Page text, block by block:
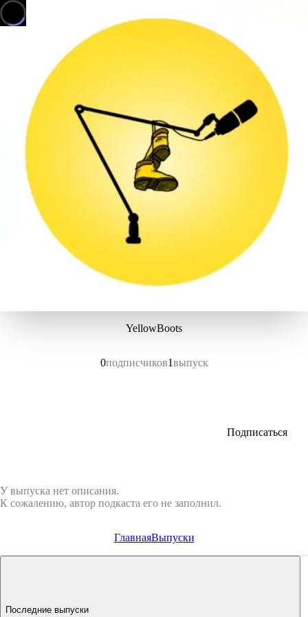
YellowBoots
0подписчиков1выпуск
Подписаться
У выпуска нет описания.
К сожалению, автор подкаста его не заполнил.
ГлавнаяВыпуски
Последние выпуски